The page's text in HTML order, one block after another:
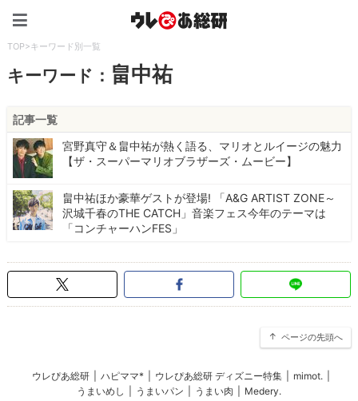
TOP>キーワード別一覧
キーワード： 畠中祐
記事一覧
宮野真守＆畠中祐が熱く語る、マリオとルイージの魅力
【ザ・スーパーマリオブラザーズ・ムービー】
畠中祐ほか豪華ゲストが登場! 「A&G ARTIST ZONE～
沢城千春のTHE CATCH」音楽フェス今年のテーマは
「コンチャーハンFES」
ページの先頭へ
ウレぴあ総研 ハピママ* ウレぴあ総研 ディズニー特集 mimot.
うまいめし
うまいパン うまい肉 Medery.